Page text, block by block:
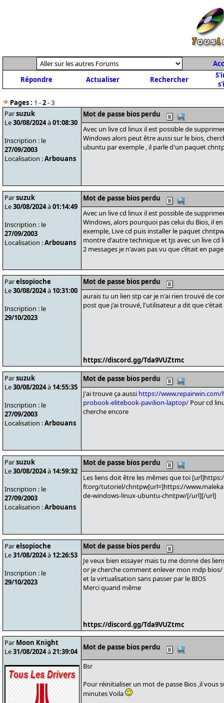
Répondre
Actualiser Rechercher
Pages : 1 -2-3
Parsuzuk
Le30/08/2024à01:08:30
Inscription : le
27/09/2003
Localisation :Arbouans
Mot de passe bios perdu
Avec un live cd linux il est possible de
Windows alors peut être aussi sur le bios,
ubuntu par exemple , il parle d'un paquet
Parsuzuk
Le30/08/2024à01:14:49
Inscription : le
27/09/2003
Localisation :Arbouans
Mot de passe bios perdu
Avec un live cd linux il est possible de
Windows, alors pourquoi pas celui du Bios, il
exemple, Live cd puis installer le paquet
montre d'autre technique et tjs avec un live cd
2 messages je n'avais pas vu que c’était en
Parelsopioche
Le30/08/2024à 10:31:00
Inscription : le
29/10/2023
Mot de passe bios perdu
aurais tu un lien stp car je n'ai rien trouvé de
post que j'ai trouvé, l'utilisateur a dit que
https://discord.gg/Tda9VUZtmc
Parsuzuk
Le30/08/2024à 14:55:35
Inscription : le
27/09/2003
Localisation :Arbouans
Mot de passe bios perdu
J'ai trouve ça aussi https://
probook-elitebook-pavilion-laptop/ Pour cd
cherche encore
Parsuzuk
Le30/08/2024à 14:59:32
Inscription : le
27/09/2003
Localisation :Arbouans
Mot de passe bios perdu
Les liens doit être les mêmes que toi
fr.org/tutoriel/chntpw[url=]https://
de-windows-linux-ubuntu-chntpw/[/url][/url]
Parelsopioche
Le31/08/2024à 12:26:53
Inscription : le
29/10/2023
Mot de passe bios perdu
Je veux bien essayer mais tu me donne des
or je cherche comment enlever mon mdp
et la virtualisation sans passer par le BIOS
Merci quand même
https://discord.gg/Tda9VUZtmc
Par Moon Knight
Le31/08/2024à21:39:04 Mot de passe bios perdu
Bsr
Pour réinitialiser un mot de passe Bios ,il vous
minutes Voila